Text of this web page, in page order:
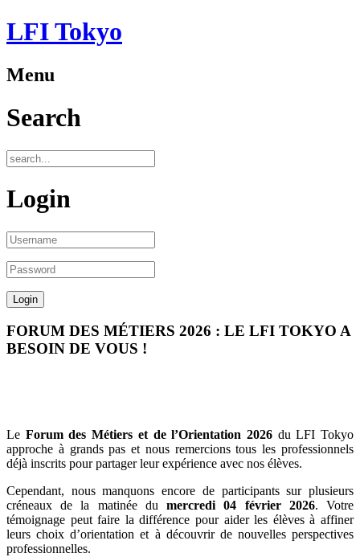
LFI Tokyo
Menu
Search
Login
FORUM DES MÉTIERS 2026 : LE LFI TOKYO A
BESOIN DE VOUS !
Le Forum des Métiers et de l’Orientation 2026du LFI Tokyo
approche à grands pas et nous remercions tous les professionnels
déjà inscrits pour partager leur expérience avec nos élèves.
Cependant, nous manquons encore de participants sur plusieurs
créneaux de la matinée dumercredi 04 février 2026. Votre
témoignage peut faire la différence pour aider les élèves à affiner
leurs choix d’orientation et à découvrir de nouvelles perspectives
professionnelles.